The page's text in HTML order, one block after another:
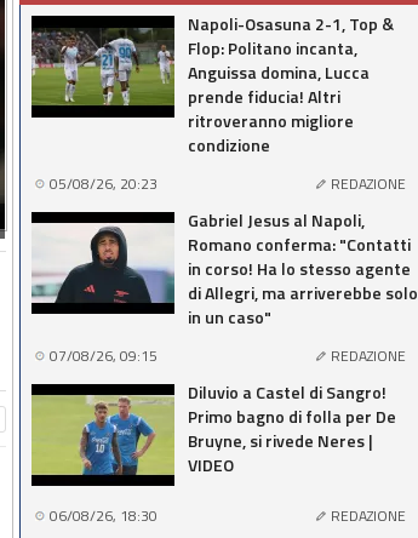
Napoli-Osasuna 2-1, Top &
Flop: Politano incanta,
Anguissa domina, Lucca
prende fiducia! Altri
ritroveranno migliore
condizione
05/08/26, 20:23 REDAZIONE
Gabriel Jesus al Napoli,
Romano conferma: "Contatti
in corso! Ha lo stesso agente
di Allegri, ma arriverebbe solo
in un caso"
07/08/26, 09:15 REDAZIONE
Diluvio a Castel di Sangro!
Primo bagno di folla per De
Bruyne, si rivede Neres |
VIDEO
06/08/26, 18:30 REDAZIONE